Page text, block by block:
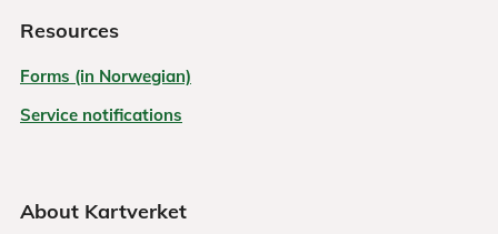
Resources
Forms (in Norwegian)
Service notifications
About Kartverket